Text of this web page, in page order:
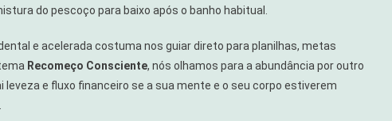
do pescoço para baixo após o banho habitual.
e acelerada costuma nos guiar direto para planilhas, metas
Recomeço Consciente, nós olhamos para a abundância por outro
e fluxo financeiro se a sua mente e o seu corpo estiverem